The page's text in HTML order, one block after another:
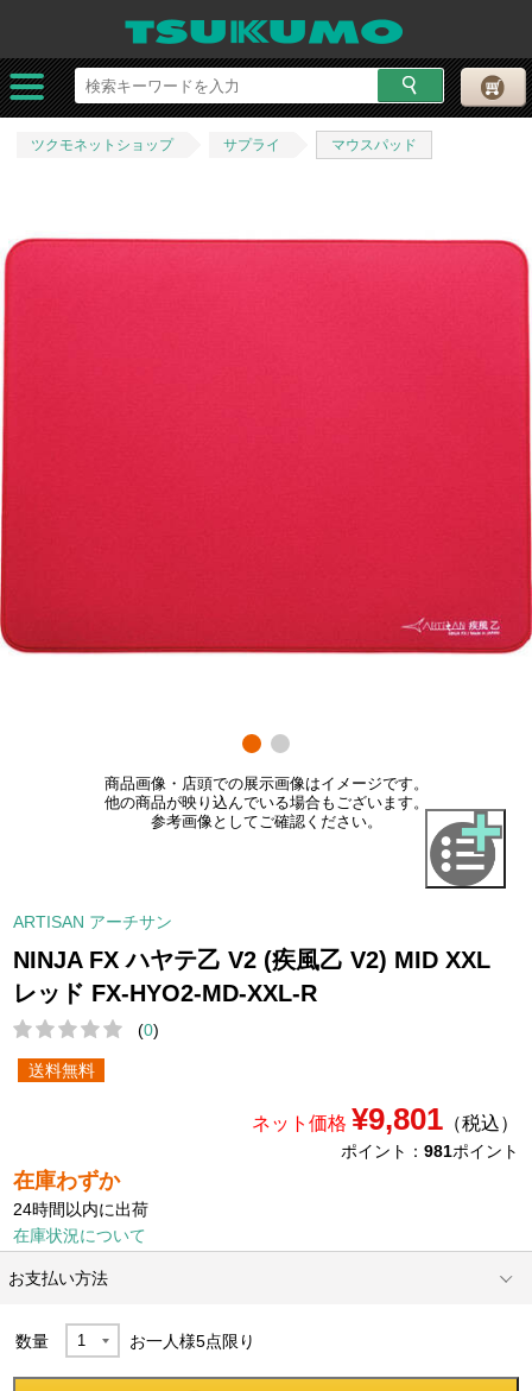
ツクモネットショップ サプライ マウスパッド
商品画像・店頭での展示画像はイメージです。
他の商品が映り込んでいる場合もございます。
参考画像としてご確認ください。
ARTISAN アーチサン
NINJA FX ハヤテ乙 V2 (疾風乙 V2) MID XXL
レッド FX-HYO2-MD-XXL-R
(0)
送料無料
ネット価格 ¥9,801（税込）
ポイント： 981ポイント
在庫わずか
24時間以内に出荷
在庫状況について
お支払い方法
数量 お一人様5点限り